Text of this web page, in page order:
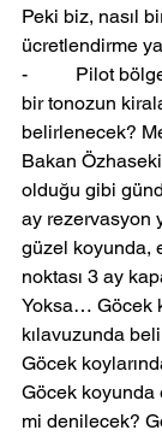
Peki biz, nasıl
ücretlendirme
-          Pilot
bir tonozun
belirlenecek?
Bakan
olduğu gibi
ay rezervasyon
güzel koyunda,
noktası 3 ay
Yoksa… Göcek
kılavuzunda
Göcek
Göcek koyunda
mi denilecek?